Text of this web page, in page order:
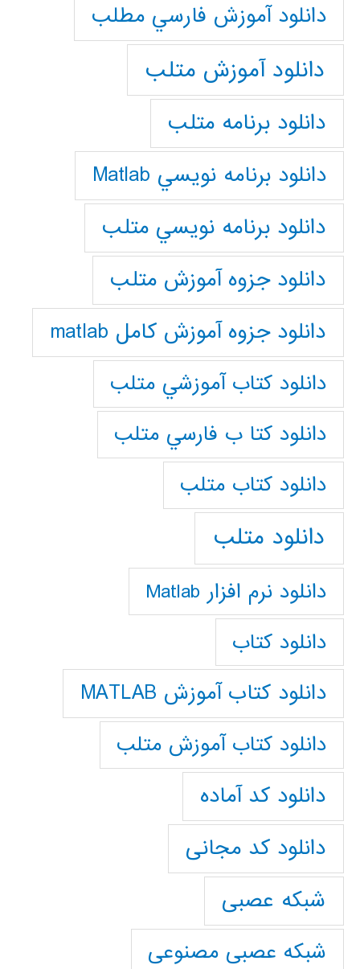
دانلود آموزش فارسي مطلب
دانلود آموزش متلب
دانلود برنامه متلب
دانلود برنامه نويسي Matlab
دانلود برنامه نويسي متلب
دانلود جزوه آموزش متلب
دانلود جزوه آموزش کامل matlab
دانلود كتاب آموزشي متلب
دانلود كتا ب فارسي متلب
دانلود كتاب متلب
دانلود متلب
دانلود نرم افزار Matlab
دانلود کتاب
دانلود کتاب آموزش MATLAB
دانلود کتاب آموزش متلب
دانلود کد آماده
دانلود کد مجانی
شبکه عصبی
شبکه عصبی مصنوعی